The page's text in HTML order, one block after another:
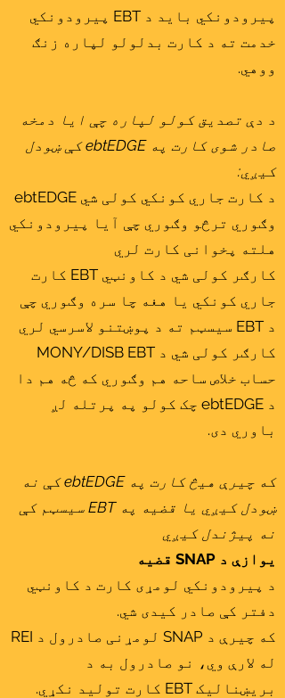
پیرودونکي باید د EBT پیرودونکي
خدمت ته د کارت بدلولو لپاره زنګ
ووهي.
د دې تصدیق کولو لپاره چې ایا دمخه
صادر شوی کارت په ebtEDGE کې ښودل
کیږي:
د کارت جاري کونکي کولی شي ebtEDGE
وګوري ترڅو وګوري چې آیا پیرودونکي
هلته پخوانی کارت لري
کارګر کولی شي د کاونټي EBT کارت
جاري کونکي یا هغه چا سره وګوري چې
د EBT سیسټم ته د پوښتنو لاسرسي لري
کارګر کولی شي د MONY/DISB EBT
حساب خلاص ساحه هم وګوري که څه هم دا
د ebtEDGE چک کولو په پرتله لږ
باوري دی.
که چیرې هیڅ کارت په ebtEDGE کې نه
ښودل کیږي یا قضیه په EBT سیسټم کې
نه پیژندل کیږي
یوازې د SNAP قضیه
د پیرودونکي لومړی کارت د کاونټي
دفتر کې صادر کیدی شي.
که چیرې د SNAP لومړنی صادرول د REI
له لارې وي، نو صادرول به د
بریښنالیک EBT کارت تولید نکړي.